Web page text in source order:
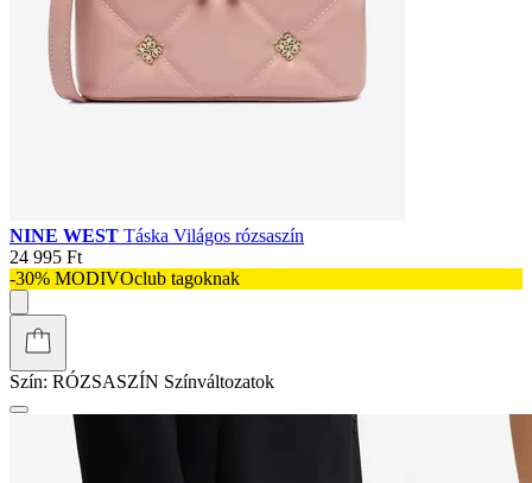
NINE WEST Táska Világos rózsaszín
24 995 Ft
-30% MODIVOclub tagoknak
Szín: RÓZSASZÍN Színváltozatok